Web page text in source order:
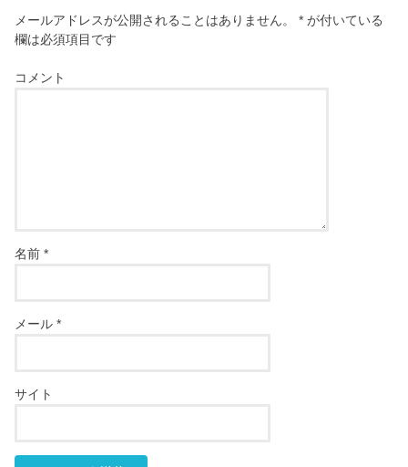
メールアドレスが公開されることはありません。 * が付いている
欄は必須項目です
コメント
名前*
メール*
サイト